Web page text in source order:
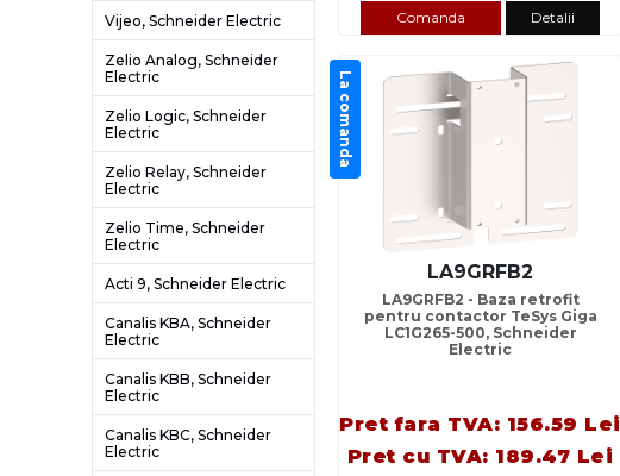
Vijeo, Schneider Electric
Zelio Analog, Schneider
Electric
Zelio Logic, Schneider
Electric
Zelio Relay, Schneider
Electric
Zelio Time, Schneider
Electric
Acti 9, Schneider Electric
Canalis KBA, Schneider
Electric
Canalis KBB, Schneider
Electric
Canalis KBC, Schneider
Electric
Comanda Detalii
La comanda
LA9GRFB2
LA9GRFB2 - Baza retrofit
pentru contactor TeSys Giga
LC1G265-500, Schneider
Electric
Pret fara TVA: 156.59 Lei
Pret cu TVA: 189.47 Lei